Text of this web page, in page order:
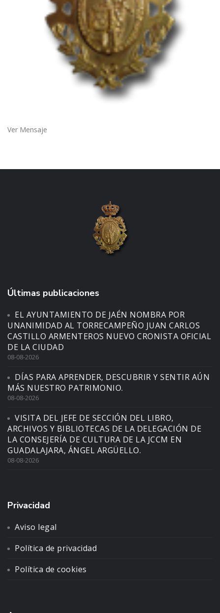
Ver Mensaje
Últimas publicaciones
EL AYUNTAMIENTO DE JAÉN NOMBRA POR
UNANIMIDAD AL TORRECAMPEÑO JUAN CARLOS
CASTILLO ARMENTEROS NUEVO CRONISTA OFICIAL
DE LA CIUDAD
08-08-2026
DÍAS PARA APRENDER, DESCUBRIR Y SENTIR AÚN
MÁS NUESTRO PATRIMONIO.
08-08-2026
VISITA DEL JEFE DE SECCIÓN DEL LIBRO,
ARCHIVOS Y BIBLIOTECAS DE LA DELEGACIÓN DE
LA CONSEJERÍA DE CULTURA DE LA JCCM EN
GUADALAJARA, ÁNGEL ARGÜELLO.
08-08-2026
Privacidad
Aviso legal
Política de privacidad
Política de cookies